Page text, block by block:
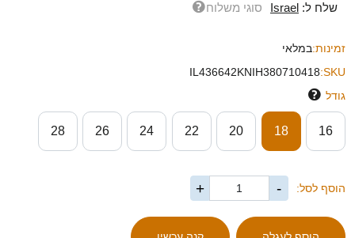
שלח ל: Israel סוגי משלוח
זמינות:במלאי
SKU:
IL436642KNIH380710418
גודל
16
18
20
22
24
26
28
הוסף לסל: -
+